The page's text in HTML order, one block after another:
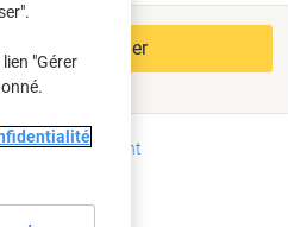
Ajouter au panier
de paiement
"Gérer